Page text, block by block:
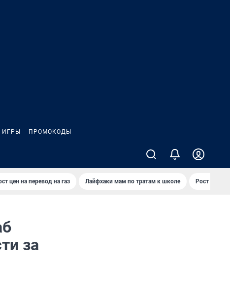
ИГРЫ ПРОМОКОДЫ
цен на перевод на газ Лайфхаки мам по тратам к школе Рост цен на
за